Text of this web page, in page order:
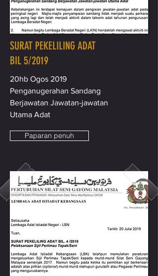
SURAT PEKELILING ADAT
BIL 5/2019
20hb Ogos 2019
Penganugerahan Sandang
Berjawatan Jawatan-jawatan
Utama Adat
Paparan penuh